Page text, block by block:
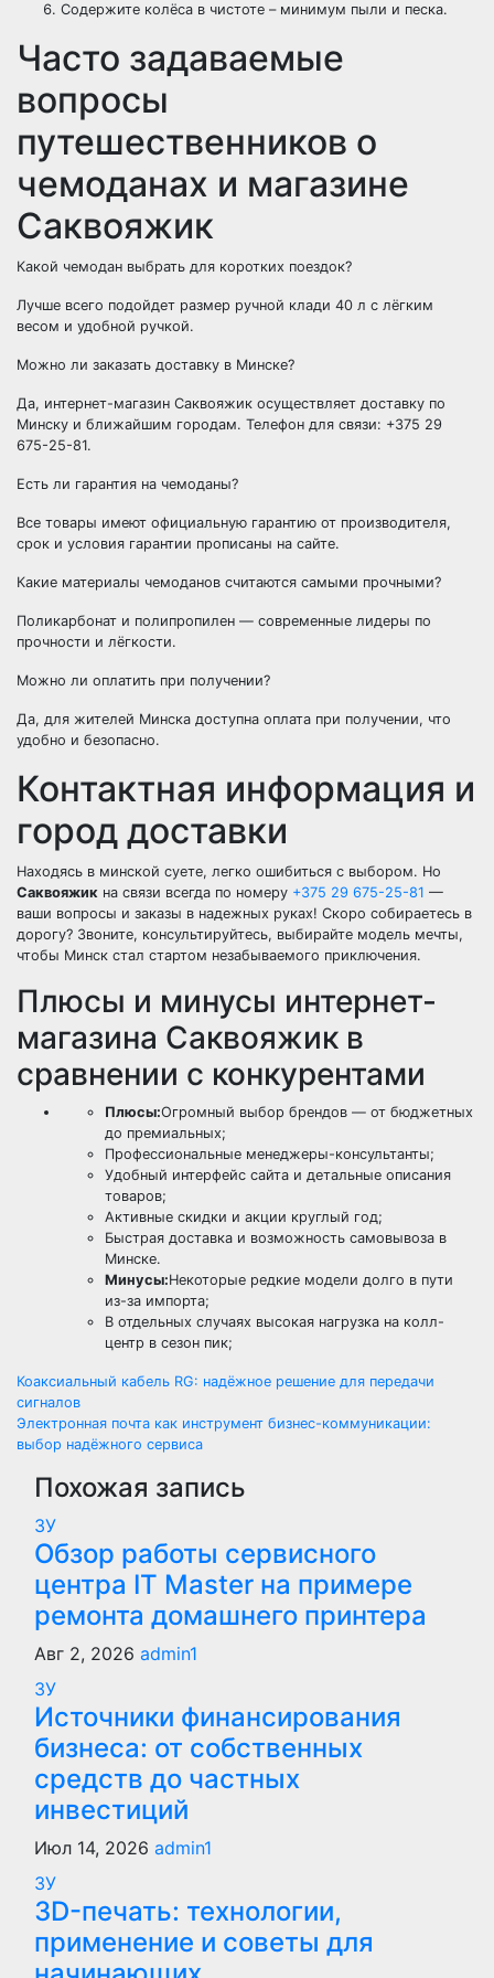
Содержите колёса в чистоте – минимум пыли и песка.
Часто задаваемые
вопросы
путешественников о
чемоданах и магазине
Саквояжик
Какой чемодан выбрать для коротких поездок?
Лучше всего подойдет размер ручной клади 40 л с лёгким
весом и удобной ручкой.
Можно ли заказать доставку в Минске?
Да, интернет-магазин Саквояжик осуществляет доставку по
Минску и ближайшим городам. Телефон для связи: +375 29
675-25-81.
Есть ли гарантия на чемоданы?
Все товары имеют официальную гарантию от производителя,
срок и условия гарантии прописаны на сайте.
Какие материалы чемоданов считаются самыми прочными?
Поликарбонат и полипропилен — современные лидеры по
прочности и лёгкости.
Можно ли оплатить при получении?
Да, для жителей Минска доступна оплата при получении, что
удобно и безопасно.
Контактная информация и
город доставки
Находясь в минской суете, легко ошибиться с выбором. Но
Саквояжик на связи всегда по номеру +375 29 675-25-81 —
ваши вопросы и заказы в надежных руках! Скоро собираетесь в
дорогу? Звоните, консультируйтесь, выбирайте модель мечты,
чтобы Минск стал стартом незабываемого приключения.
Плюсы и минусы интернет-
магазина Саквояжик в
сравнении с конкурентами
Плюсы:Огромный выбор брендов — от бюджетных
до премиальных;
Профессиональные менеджеры-консультанты;
Удобный интерфейс сайта и детальные описания
товаров;
Активные скидки и акции круглый год;
Быстрая доставка и возможность самовывоза в
Минске.
Минусы:Некоторые редкие модели долго в пути
из-за импорта;
В отдельных случаях высокая нагрузка на колл-
центр в сезон пик;
Навигация
по
записям
Коаксиальный кабель RG: надёжное решение для передачи
сигналов
Электронная почта как инструмент бизнес-коммуникации:
выбор надёжного сервиса
Похожая запись
ЗУ
Обзор работы сервисного
центра IT Master на примере
ремонта домашнего принтера
Авг 2, 2026 admin1
ЗУ
Источники финансирования
бизнеса: от собственных
средств до частных
инвестиций
Июл 14, 2026 admin1
ЗУ
3D-печать: технологии,
применение и советы для